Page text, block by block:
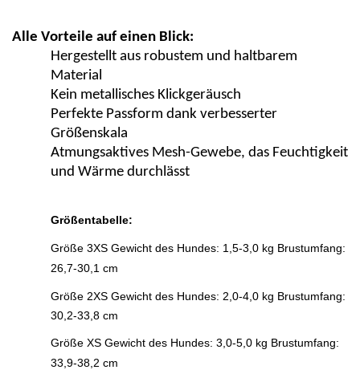
Alle Vorteile auf einen Blick:
Hergestellt aus robustem und haltbarem
Material
Kein metallisches Klickgeräusch
Perfekte Passform dank verbesserter
Größenskala
Atmungsaktives Mesh-Gewebe, das Feuchtigkeit
und Wärme durchlässt
Größentabelle:
Größe 3XS Gewicht des Hundes: 1,5-3,0 kg Brustumfang:
26,7-30,1 cm
Größe 2XS Gewicht des Hundes: 2,0-4,0 kg Brustumfang:
30,2-33,8 cm
Größe XS Gewicht des Hundes: 3,0-5,0 kg Brustumfang:
33,9-38,2 cm